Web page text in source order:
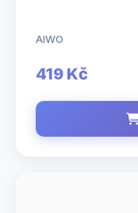
AIWO
419 Kč